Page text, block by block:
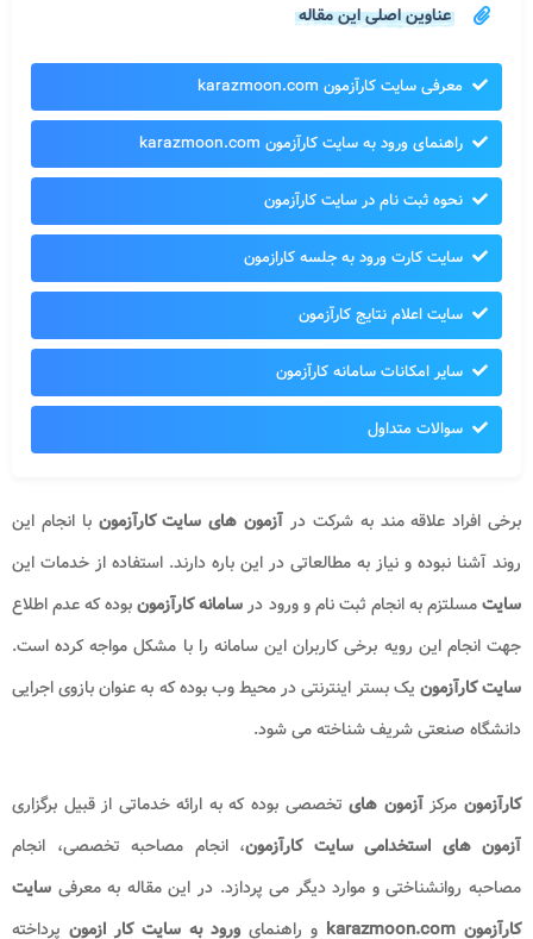
عناوین اصلی این مقاله
معرفی سایت کارآزمون karazmoon.com
راهنمای ورود به سایت کارآزمون karazmoon.com
نحوه ثبت نام در سایت کارآزمون
سایت کارت ورود به جلسه کارازمون
سایت اعلام نتایج کارآزمون
سایر امکانات سامانه کارآزمون
سوالات متداول
برخی افراد علاقه مند به شرکت در آزمون های سایت کارآزمون با انجام این
روند آشنا نبوده و نیاز به مطالعاتی در این باره دارند. استفاده از خدمات این
سایتمسلتزم به انجام ثبت نام و ورود درسامانه کارآزمونبوده که عدم اطلاع
جهت انجام این رویه برخی کاربران این سامانه را با مشکل مواجه کرده است.
سایت کارآزمون یک بستر اینترنتی در محیط وب بوده که به عنوان بازوی اجرایی
دانشگاه صنعتی شریف شناخته می شود.
کارآزمونمرکزآزمون های تخصصی بوده که به ارائه خدماتی از قبیل برگزاری
آزمون های استخدامی سایت کارآزمون، انجام مصاحبه تخصصی، انجام
مصاحبه روانشناختی و موارد دیگر می پردازد. در این مقاله به معرفی سایت
کارآزمون karazmoon.com و راهنمای ورود به سایت کار ازمون پرداخته